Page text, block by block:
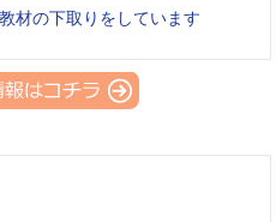
材の下取りをしています